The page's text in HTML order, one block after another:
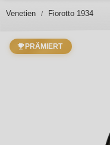
Venetien Fiorotto 1934
PRÄMIERT